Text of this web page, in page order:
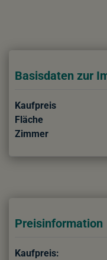
Basisdaten zur
Kaufpreis
Fläche
Zimmer
Preisinformation
Kaufpreis: